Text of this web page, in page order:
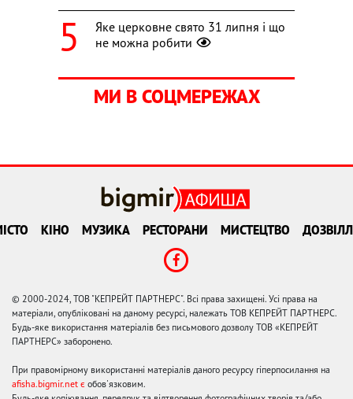
Яке церковне свято 31 липня і що
не можна робити
МИ В СОЦМЕРЕЖАХ
КІНО МУЗИКА РЕСТОРАНИ МИСТЕЦТВО
© 2000-2024, ТОВ "КЕПРЕЙТ ПАРТНЕРС". Всі права захищені. Усі права на
матеріали, опубліковані на даному ресурсі, належать ТОВ КЕПРЕЙТ ПАРТНЕРС.
Будь-яке використання матеріалів без письмового дозволу ТОВ «КЕПРЕЙТ
ПАРТНЕРС» заборонено.
При правомірному використанні матеріалів даного ресурсу гіперпосилання на
afisha.bigmir.net є обов'язковим.